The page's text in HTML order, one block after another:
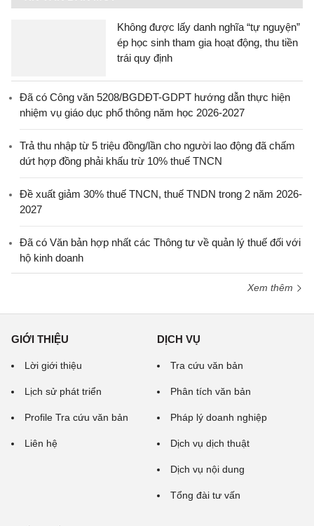
Không được lấy danh nghĩa “tự nguyện”
ép học sinh tham gia hoạt động, thu tiền
trái quy định
Đã có Công văn 5208/BGDĐT-GDPT hướng dẫn thực hiện
nhiệm vụ giáo dục phổ thông năm học 2026-2027
Trả thu nhập từ 5 triệu đồng/lần cho người lao động đã chấm
dứt hợp đồng phải khấu trừ 10% thuế TNCN
Đề xuất giảm 30% thuế TNCN, thuế TNDN trong 2 năm 2026-
2027
Đã có Văn bản hợp nhất các Thông tư về quản lý thuế đối với
hộ kinh doanh
Xem thêm
GIỚI THIỆU
Lời giới thiệu
Lịch sử phát triển
Profile Tra cứu văn bản
Liên hệ
DỊCH VỤ
Tra cứu văn bản
Phân tích văn bản
Pháp lý doanh nghiệp
Dịch vụ dịch thuật
Dịch vụ nội dung
Tổng đài tư vấn